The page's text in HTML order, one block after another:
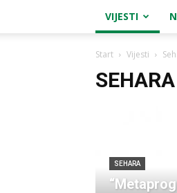
VIJESTI
Start Vijesti
SEHARA
SEHARA